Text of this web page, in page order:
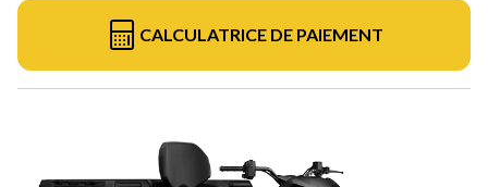
CALCULATRICE DE PAIEMENT